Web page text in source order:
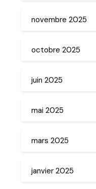
novembre 2025
octobre 2025
juin 2025
mai 2025
mars 2025
janvier 2025